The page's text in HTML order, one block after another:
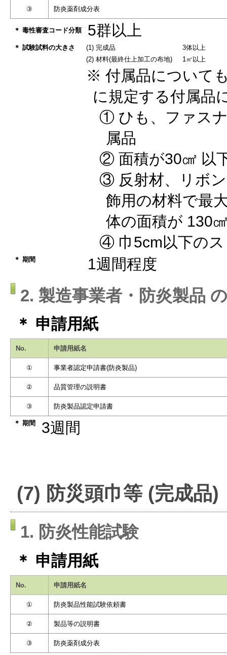
③ 防炎薬剤成分表
＊ 毒性審査コード分類 5群以上
＊ 試験試料の大きさ (1) 完成品
3体以上
(2) 材料(最終仕上加工の布地)
1㎡以上
※ 付属品について
に規定する付属品
① ひも、ファス
属品
② 面積が30㎠ 以
③ 反射材、リボ
飾用の材料で最
体の面積が 130
④ 巾5cm以下のス
＊ 期間 1週間程度
2. 製造事業者・防炎製品
＊ 申請用紙
No. 申請用紙名
① 事業者認定申請書(防炎製品)
② 品質管理の説明書
③ 防炎製品認定申請書
＊ 期間 3週間
(7) 防災頭巾等 (完成品)
1. 防炎性能試験
＊ 申請用紙
No. 申請用紙名
① 防炎製品性能試験依頼書
② 製品等の説明書
③ 防炎薬剤成分表